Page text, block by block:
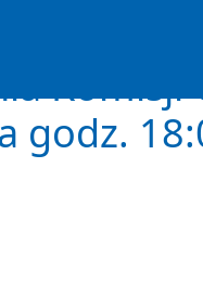
Komisji
godz.